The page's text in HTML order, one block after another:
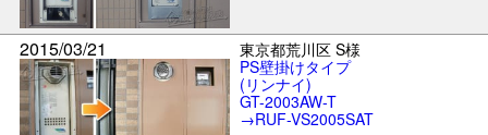
2015/03/21
東京都荒川区 S様
PS壁掛けタイプ
(リンナイ)
GT-2003AW-T
→RUF-VS2005SAT